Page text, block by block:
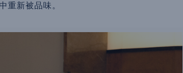
重新被品味。